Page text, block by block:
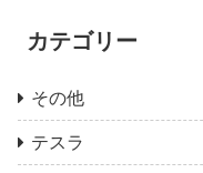
カテゴリー
その他
テスラ